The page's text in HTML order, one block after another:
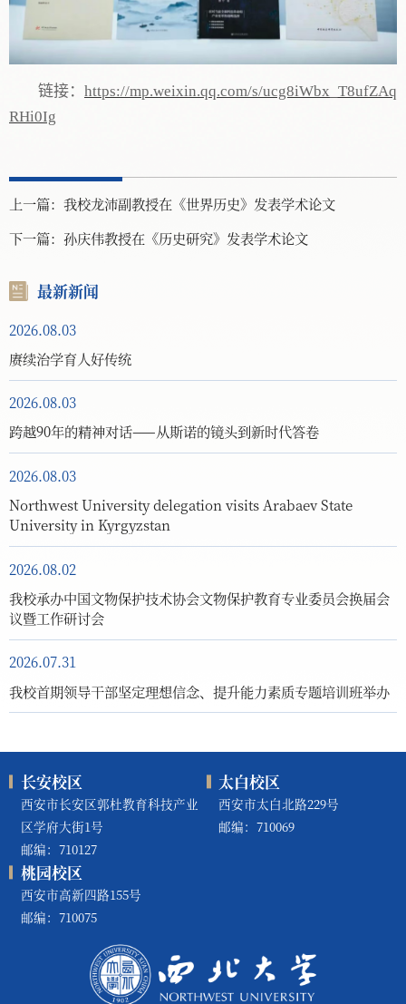
链接： https://mp.weixin.qq.com/s/ucg8iWbx_T8ufZAq
RHi0Ig
上一篇： 我校龙沛副教授在《世界历史》发表学术论文
下一篇： 孙庆伟教授在《历史研究》发表学术论文
最新新闻
2026.08.03
赓续治学育人好传统
2026.08.03
跨越90年的精神对话——从斯诺的镜头到新时代答卷
2026.08.03
Northwest University delegation visits Arabaev State
University in Kyrgyzstan
2026.08.02
我校承办中国文物保护技术协会文物保护教育专业委员会换届会
议暨工作研讨会
2026.07.31
我校首期领导干部坚定理想信念、提升能力素质专题培训班举办
长安校区
西安市长安区郭杜教育科技产业
区学府大街1号
邮编：710127
太白校区
西安市太白北路229号
邮编：710069
桃园校区
西安市高新四路155号
邮编：710075